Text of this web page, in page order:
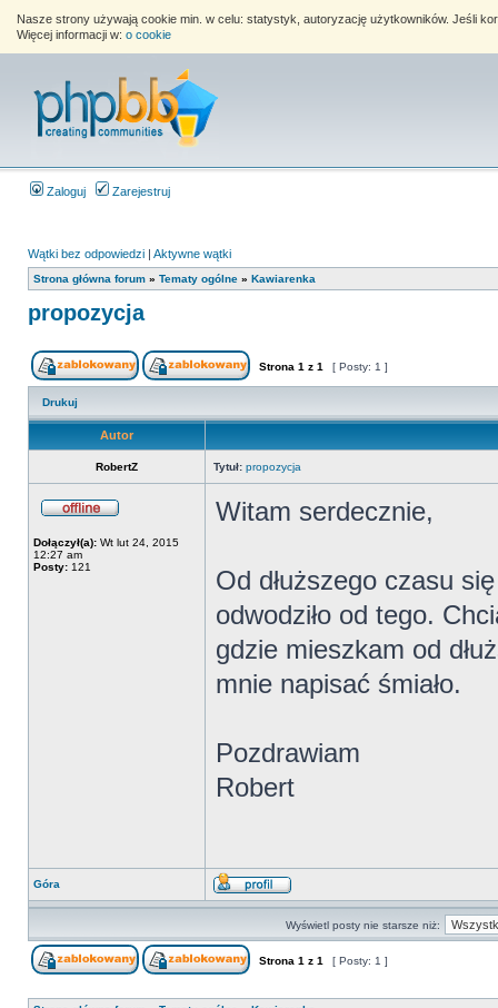
Nasze strony używają cookie min. w celu: statystyk, autoryzację użytkowników. Jeśli
Więcej informacji w: o cookie
Zaloguj Zarejestruj
Wątki bez odpowiedzi | Aktywne wątki
Strona główna forum » Tematy ogólne » Kawiarenka
propozycja
Strona 1 z 1 [ Posty: 1 ]
Drukuj
Autor
RobertZ Tytuł: propozycja
Dołączył(a): Wt lut 24, 2015
12:27 am
Posty: 121
Witam serdecznie,
Od dłuższego czasu
odwodziło od tego.
gdzie mieszkam od
mnie napisać śmiało.
Pozdrawiam
Robert
Góra
Wyświetl posty nie starsze niż:
Strona 1 z 1 [ Posty: 1 ]